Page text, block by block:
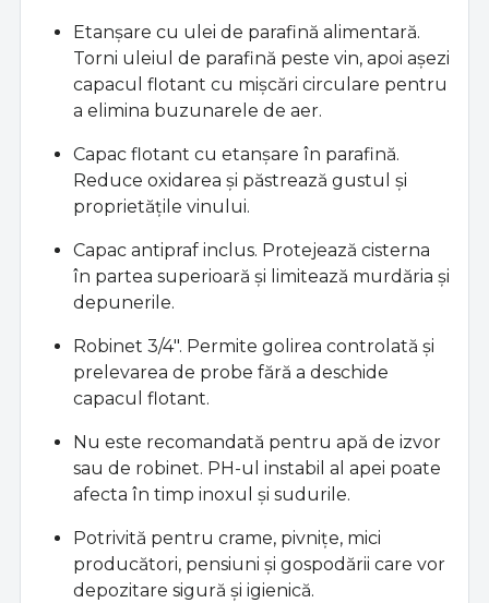
Etanșare cu ulei de parafină alimentară.
Torni uleiul de parafină peste vin, apoi așezi
capacul flotant cu mișcări circulare pentru
a elimina buzunarele de aer.
Capac flotant cu etanșare în parafină.
Reduce oxidarea și păstrează gustul și
proprietățile vinului.
Capac antipraf inclus. Protejează cisterna
în partea superioară și limitează murdăria și
depunerile.
Robinet 3/4". Permite golirea controlată și
prelevarea de probe fără a deschide
capacul flotant.
Nu este recomandată pentru apă de izvor
sau de robinet. PH-ul instabil al apei poate
afecta în timp inoxul și sudurile.
Potrivită pentru crame, pivnițe, mici
producători, pensiuni și gospodării care vor
depozitare sigură și igienică.